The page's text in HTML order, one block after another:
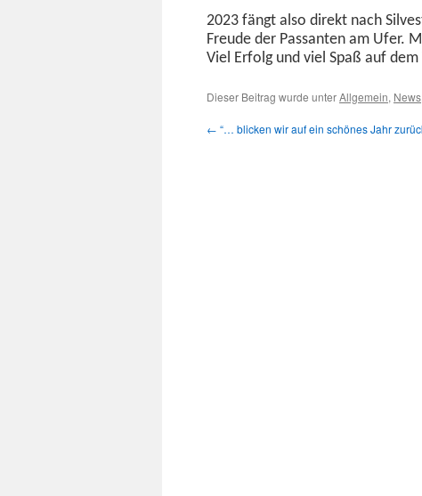
2023 fängt also direkt nach
Freude der Pas­san­ten am Ufer.
Viel Erfolg und viel Spaß auf dem
Dieser Beitrag wurde unterAllgemein, News
← “… blicken wir auf ein schönes Jahr